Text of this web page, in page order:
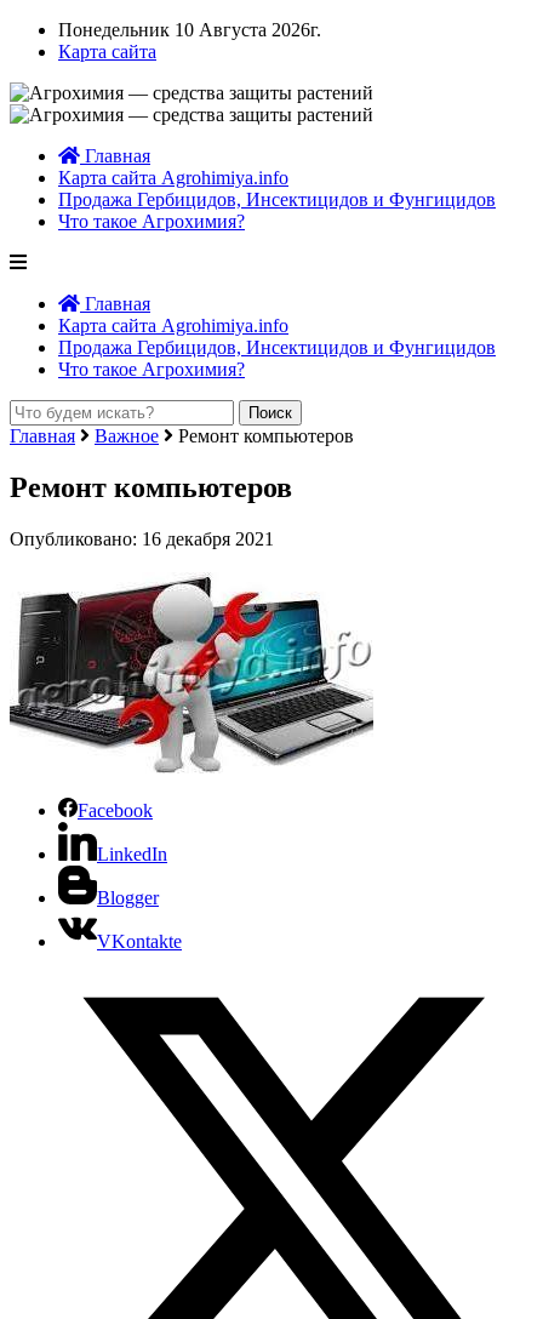
Понедельник 10 Августа 2026г.
Карта сайта
Главная
Карта сайта Agrohimiya.info
Продажа Гербицидов, Инсектицидов и Фунгицидов
Что такое Агрохимия?
Главная
Карта сайта Agrohimiya.info
Продажа Гербицидов, Инсектицидов и Фунгицидов
Что такое Агрохимия?
Главная Важное Ремонт компьютеров
Ремонт компьютеров
Опубликовано: 16 декабря 2021
Facebook
LinkedIn
Blogger
VKontakte